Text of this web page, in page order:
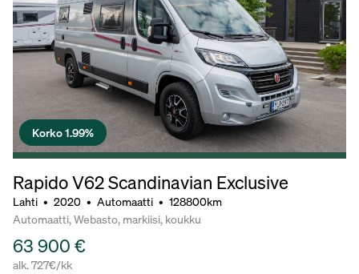
Korko 1.99%
Rapido V62 Scandinavian Exclusive
Lahti • 2020 • Automaatti • 128800km
Automaatti, Webasto, markiisi, koukku
63 900 €
alk. 727€/kk